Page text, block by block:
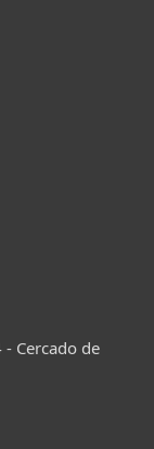
- Cercado de